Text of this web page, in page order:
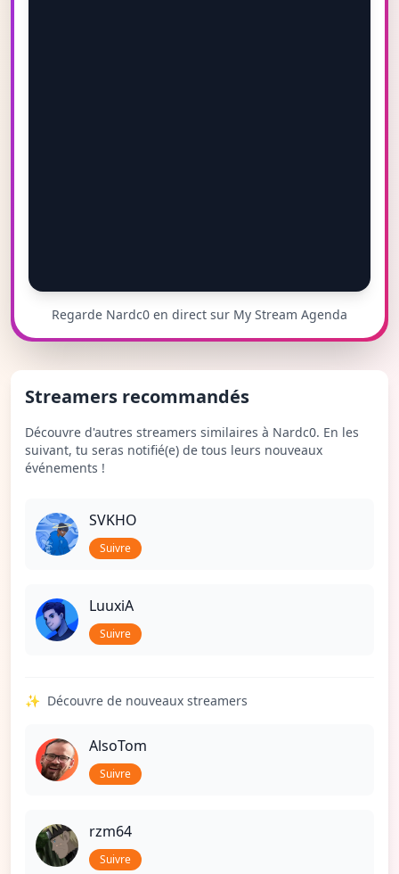
Regarde Nardc0 en direct sur My Stream Agenda
Streamers recommandés
Découvre d'autres streamers similaires à Nardc0. En les
suivant, tu seras notifié(e) de tous leurs nouveaux
événements !
SVKHO
Suivre
LuuxiA
Suivre
✨ Découvre de nouveaux streamers
AlsoTom
Suivre
rzm64
Suivre